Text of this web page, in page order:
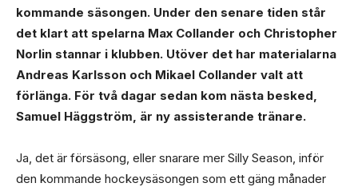
kommande säsongen. Under den senare tiden står
det klart att spelarna Max Collander och Christopher
Norlin stannar i klubben. Utöver det har materialarna
Andreas Karlsson och Mikael Collander valt att
förlänga. För två dagar sedan kom nästa besked,
Samuel Häggström, är ny assisterande tränare.
Ja, det är försäsong, eller snarare mer Silly Season, inför
den kommande hockeysäsongen som ett gäng månader